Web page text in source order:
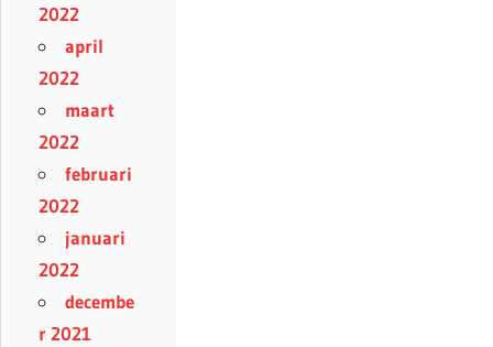
2022
april
2022
maart
2022
februari
2022
januari
2022
decembe
r 2021